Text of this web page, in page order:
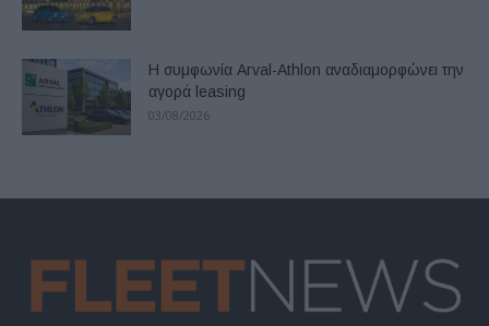
Η συμφωνία Arval-Athlon αναδιαμορφώνει την
αγορά leasing
03/08/2026